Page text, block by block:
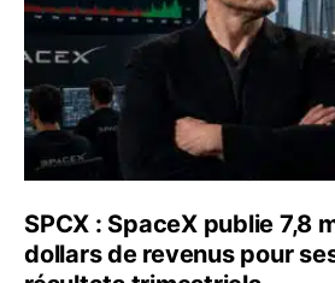
SPCX : SpaceX publie 7,8
dollars de revenus pour